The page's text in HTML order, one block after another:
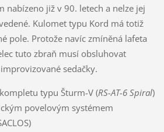
nabízeno již v 90. letech a nelze jej
Kulomet typu Kord má totiž
pole. Protože navíc zmíněná lafeta
tuto zbraň musí obsluhovat
sedačky.
typu Šturm-V (RS-AT-6 Spiral)
povelovým systémem